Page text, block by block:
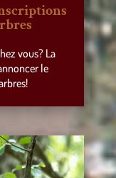
vous? La
le